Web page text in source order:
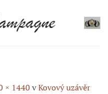
× 1440 vKovový uzávěr